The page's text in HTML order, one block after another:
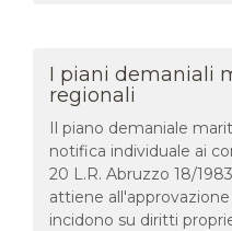
I piani demaniali
regionali
Il piano demaniale
notifica individuale ai
20 L.R. Abruzzo 18/
attiene
incidono su diritti